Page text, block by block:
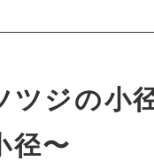
ツジの
径〜